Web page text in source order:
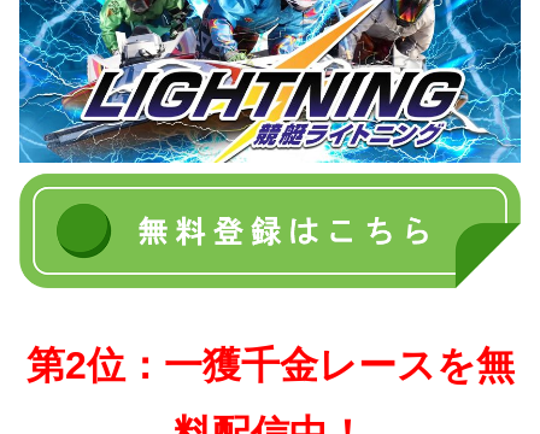
第2位：一獲千金レースを無